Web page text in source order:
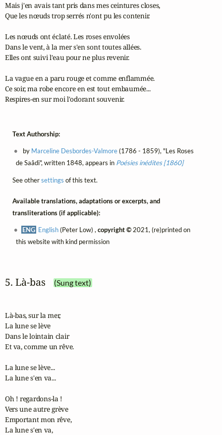
Mais j'en avais tant pris dans mes ceintures closes,
Que les nœuds trop serrés n'ont pu les contenir.
Les nœuds ont éclaté. Les roses envolées
Dans le vent, à la mer s'en sont toutes allées.
Elles ont suivi l'eau pour ne plus revenir.
La vague en a paru rouge et comme enflammée.
Ce soir, ma robe encore en est tout embaumée...
Respires-en sur moi l'odorant souvenir.
Text Authorship:
by Marceline Desbordes-Valmore(1786 - 1859), "Les Roses
de Saâdi", written 1848, appears in Poésies inédites [1860]
See othersettings of this text.
Available translations, adaptations or excerpts, and
transliterations (if applicable):
ENG English(Peter Low) ,copyright © 2021, (re)printed on
this website with kind permission
5. Là‑bas (Sung text)
Là-bas, sur la mer,
La lune se lève
Dans le lointain clair
Et va, comme un rêve.
La lune se lève...
La lune s'en va...
Oh ! regardons-la !
Vers une autre grève
Emportant mon rêve,
La lune s'en va,